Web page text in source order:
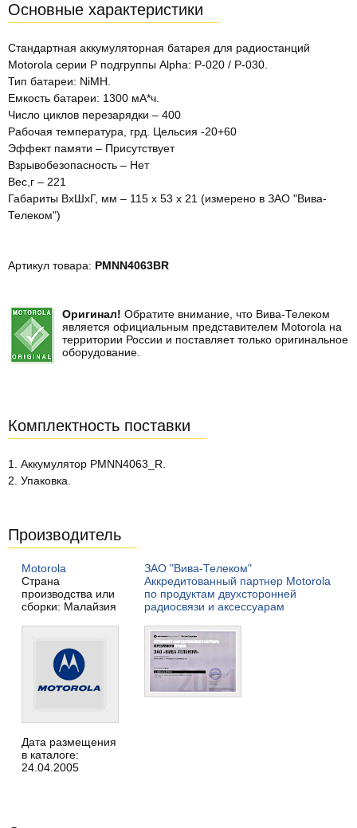
Основные характеристики
Стандартная аккумуляторная батарея для радиостанций
Motorola серии P подгруппы Alpha: P-020 / P-030.
Тип батареи: NiMH.
Емкость батареи: 1300 мА*ч.
Число циклов перезарядки – 400
Рабочая температура, грд. Цельсия -20+60
Эффект памяти – Присутствует
Взрывобезопасность – Нет
Вес,г – 221
Габариты ВхШхГ, мм – 115 х 53 х 21 (измерено в ЗАО "Вива-
Телеком")
Артикул товара: PMNN4063BR
Оригинал! Обратите внимание, что Вива-Телеком
является официальным представителем Motorola на
территории России и поставляет только оригинальное
оборудование.
Комплектность поставки
1. Аккумулятор PMNN4063_R.
2. Упаковка.
Производитель
Motorola
Страна
производства или
сборки: Малайзия
Дата размещения
в каталоге:
24.04.2005
ЗАО "Вива-Телеком"
Аккредитованный партнер Motorola
по продуктам двухсторонней
радиосвязи и аксессуарам